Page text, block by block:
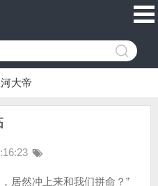
大帝
居然冲上来和我们拼命？”